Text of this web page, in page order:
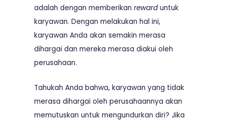
adalah dengan memberikan rewarduntuk
karyawan. Dengan melakukan hal ini,
karyawan Anda akan semakin merasa
dihargai dan mereka merasa diakui oleh
perusahaan.
Tahukah Anda bahwa, karyawan yang tidak
merasa dihargai oleh perusahaannya akan
memutuskan untuk mengundurkan diri? Jika